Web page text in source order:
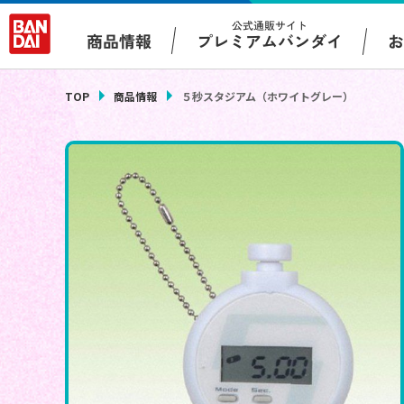
商品情報
公式通販サイト
プレミアムバンダイ
TOP 商品情報 ５秒スタジアム（ホワイトグレー）